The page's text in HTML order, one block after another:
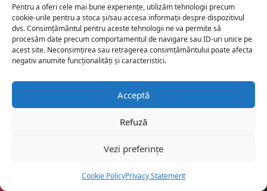
Pentru a oferi cele mai bune experiențe, utilizăm tehnologii precum
cookie-urile pentru a stoca și/sau accesa informații despre dispozitivul
dvs. Consimțământul pentru aceste tehnologii ne va permite să
procesăm date precum comportamentul de navigare sau ID-uri unice pe
acest site. Neconsimțirea sau retragerea consimțământului poate afecta
negativ anumite funcționalități și caracteristici.
Acceptă
Refuză
Vezi preferințe
Cookie PolicyPrivacy Statement